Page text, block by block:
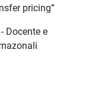
pricing”
Docente e